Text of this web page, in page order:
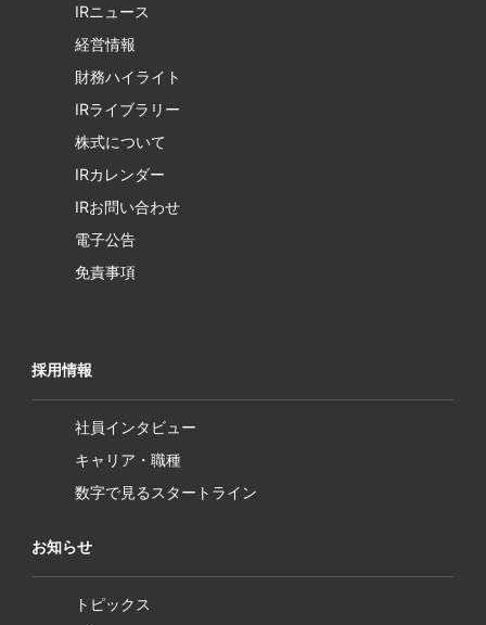
IRニュース
経営情報
財務ハイライト
IRライブラリー
株式について
IRカレンダー
IRお問い合わせ
電子公告
免責事項
採用情報
社員インタビュー
キャリア・職種
数字で見るスタートライン
お知らせ
トピックス